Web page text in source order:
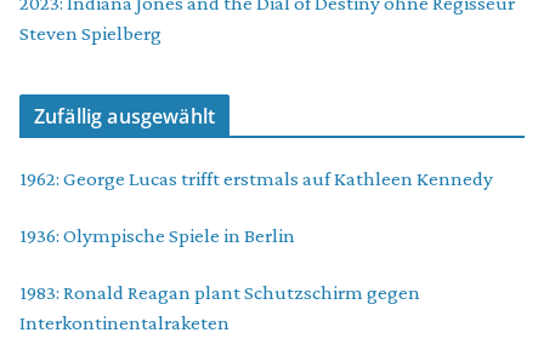
Steven Spielberg
Zufällig ausgewählt
1962: George Lucas trifft erstmals auf Kathleen Kennedy
1936: Olympische Spiele in Berlin
1983: Ronald Reagan plant Schutzschirm gegen
Interkontinentalraketen